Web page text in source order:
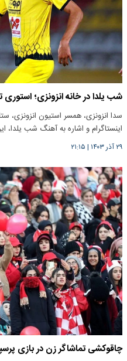
شب یلدا در خانه انزونزی؛
سدا انزونزی، همسر استیون انزونزی،
اینستاگرام و اشاره به آهنگ شب یلدا،
۲۹ آذر ۱۴۰۳ | ۲۱:۱۵
چاقوکشی تماشاگر زن در بازی